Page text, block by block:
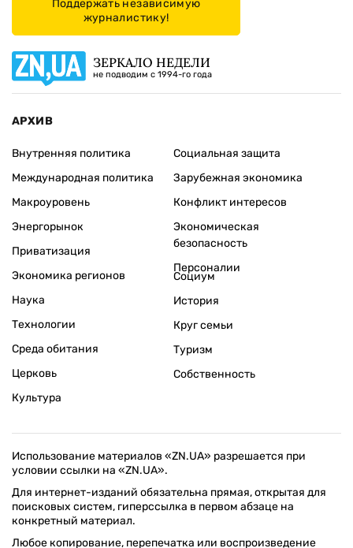
Поддержать независимую
журналистику!
ЗЕРКАЛО НЕДЕЛИ
не подводим с 1994-го года
АРХИВ
Внутренняя политика
Международная политика
Макроуровень
Энергорынок
Приватизация
Экономика регионов
Социальная защита
Зарубежная экономика
Конфликт интересов
Экономическая
безопасность
Персоналии
Наука
Технологии
Среда обитания
Церковь
Культура
Социум
История
Круг семьи
Туризм
Собственность
Использование материалов «ZN.UA» разрешается при
условии ссылки на «ZN.UA».
Для интернет-изданий обязательна прямая, открытая для
поисковых систем, гиперссылка в первом абзаце на
конкретный материал.
Любое копирование, перепечатка или воспроизведение